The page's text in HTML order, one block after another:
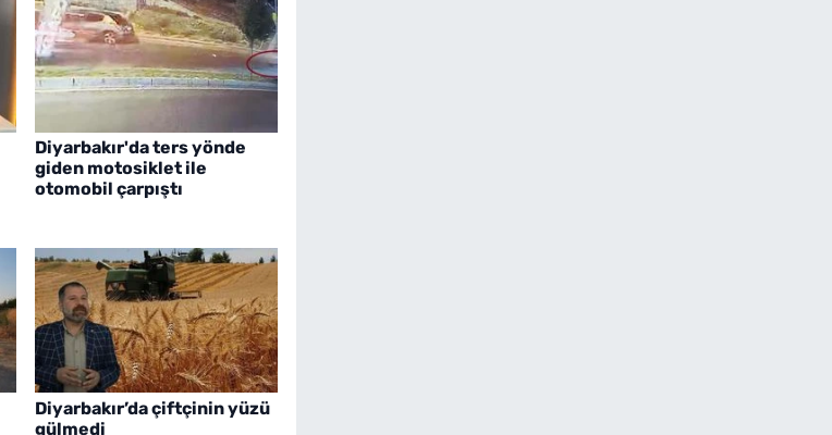
Diyarbakır'da ters yönde
giden motosiklet ile
otomobil çarpıştı
Diyarbakır’da çiftçinin yüzü
gülmedi